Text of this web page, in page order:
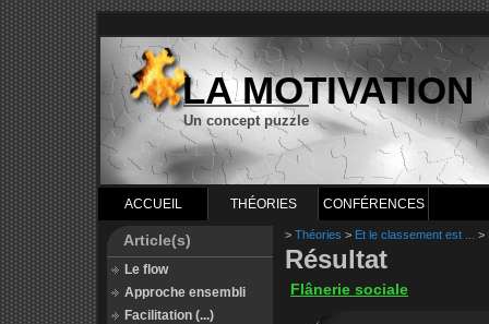
LA MOTIVATION
Un concept puzzle
ACCUEIL THÉORIES CONFÉRENCES
Article(s)
Le flow
Approche ensembli
Facilitation (...)
> Théories > Et le classement est ... >
Résultat
Flânerie sociale